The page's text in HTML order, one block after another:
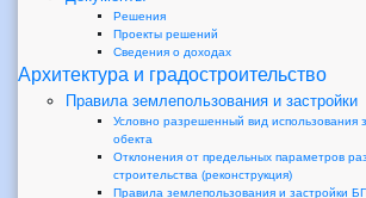
Решения
Проекты решений
Сведения о доходах
Архитектура и градостроительство
Правила землепользования и застройки
Условно разрешенный вид использования
обекта
Отклонения от предельных параметров
строительства (реконструкция)
Правила землепользования и застройки